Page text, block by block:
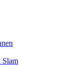
Slam